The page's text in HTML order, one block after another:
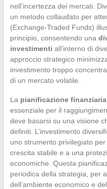
nell’incertezza dei mercati.
un metodo collaudato per
(Exchange-Traded Funds)
principio, consentendo una
investimenti all’interno di
approccio strategico
investimento troppo
di un mercato volatile.
La pianificazione
essenziale per il
deve basarsi su una visione
definiti. L’investimento
uno strumento privilegiato
crescita stabile e a una
economiche. Questa
periodica della strategia, per
dell’ambiente economico e